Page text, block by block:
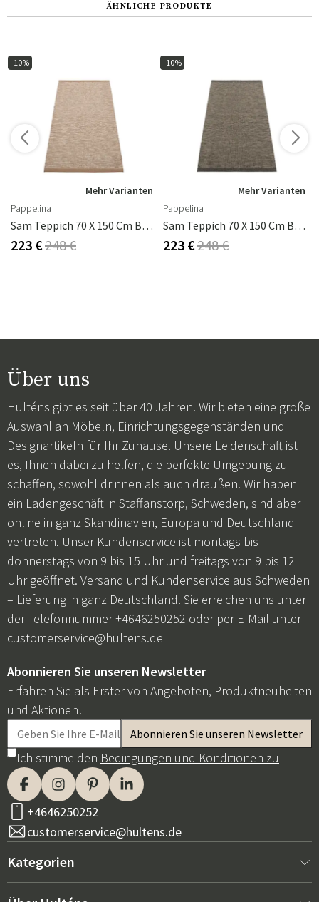
ÄHNLICHE PRODUKTE
-10%
Mehr Varianten
Pappelina
Sam Teppich 70 X 150 Cm Brown/Linen
223 €248 €
-10%
Mehr Varianten
Pappelina
Sam Teppich 70 X 150 Cm Black/Walnut
223 €248 €
Über uns
Hulténs gibt es seit über 40 Jahren. Wir bieten eine große
Auswahl an Möbeln, Einrichtungsgegenständen und
Designartikeln für Ihr Zuhause. Unsere Leidenschaft ist
es, Ihnen dabei zu helfen, die perfekte Umgebung zu
schaffen, sowohl drinnen als auch draußen. Wir haben
ein Ladengeschäft in Staffanstorp, Schweden, sind aber
online in ganz Skandinavien, Europa und Deutschland
vertreten. Unser Kundenservice ist montags bis
donnerstags von 9 bis 15 Uhr und freitags von 9 bis 12
Uhr geöffnet. Versand und Kundenservice aus Schweden
– Lieferung in ganz Deutschland. Sie erreichen uns unter
der Telefonnummer +4646250252 oder per E-Mail unter
customerservice@hultens.de
Abonnieren Sie unseren Newsletter
Erfahren Sie als Erster von Angeboten, Produktneuheiten
und Aktionen!
Ich stimme den Bedingungen und Konditionen zu
+4646250252
customerservice@hultens.de
Kategorien